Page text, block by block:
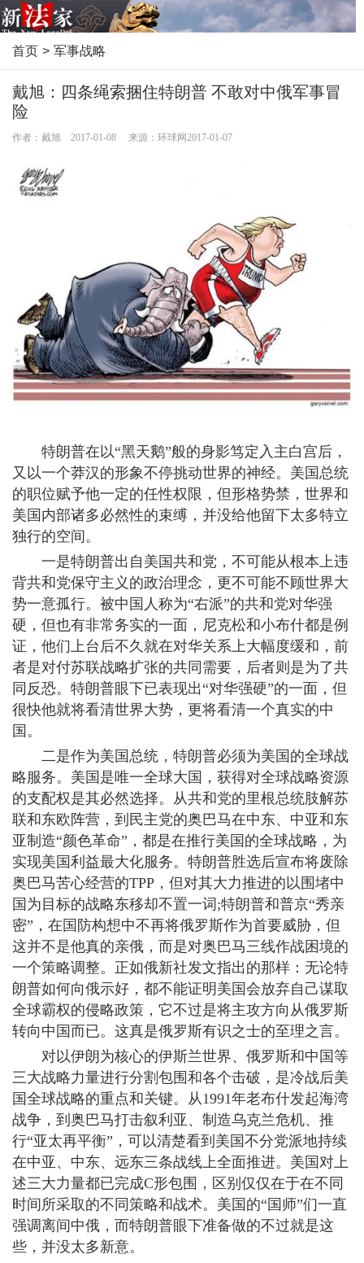
首页 > 军事战略
戴旭：四条绳索捆住特朗普 不敢对中俄军事冒
险
作者：戴旭 2017-01-08 来源：环球网2017-01-07
特朗普在以“黑天鹅”般的身影笃定入主白宫后，
又以一个莽汉的形象不停挑动世界的神经。美国总统
的职位赋予他一定的任性权限，但形格势禁，世界和
美国内部诸多必然性的束缚，并没给他留下太多特立
独行的空间。
一是特朗普出自美国共和党，不可能从根本上违
背共和党保守主义的政治理念，更不可能不顾世界大
势一意孤行。被中国人称为“右派”的共和党对华强
硬，但也有非常务实的一面，尼克松和小布什都是例
证，他们上台后不久就在对华关系上大幅度缓和，前
者是对付苏联战略扩张的共同需要，后者则是为了共
同反恐。特朗普眼下已表现出“对华强硬”的一面，但
很快他就将看清世界大势，更将看清一个真实的中
国。
二是作为美国总统，特朗普必须为美国的全球战
略服务。美国是唯一全球大国，获得对全球战略资源
的支配权是其必然选择。从共和党的里根总统肢解苏
联和东欧阵营，到民主党的奥巴马在中东、中亚和东
亚制造“颜色革命”，都是在推行美国的全球战略，为
实现美国利益最大化服务。特朗普胜选后宣布将废除
奥巴马苦心经营的TPP，但对其大力推进的以围堵中
国为目标的战略东移却不置一词;特朗普和普京“秀亲
密”，在国防构想中不再将俄罗斯作为首要威胁，但
这并不是他真的亲俄，而是对奥巴马三线作战困境的
一个策略调整。正如俄新社发文指出的那样：无论特
朗普如何向俄示好，都不能证明美国会放弃自己谋取
全球霸权的侵略政策，它不过是将主攻方向从俄罗斯
转向中国而已。这真是俄罗斯有识之士的至理之言。
对以伊朗为核心的伊斯兰世界、俄罗斯和中国等
三大战略力量进行分割包围和各个击破，是冷战后美
国全球战略的重点和关键。从1991年老布什发起海湾
战争，到奥巴马打击叙利亚、制造乌克兰危机、推
行“亚太再平衡”，可以清楚看到美国不分党派地持续
在中亚、中东、远东三条战线上全面推进。美国对上
述三大力量都已完成C形包围，区别仅仅在于在不同
时间所采取的不同策略和战术。美国的“国师”们一直
强调离间中俄，而特朗普眼下准备做的不过就是这
些，并没太多新意。